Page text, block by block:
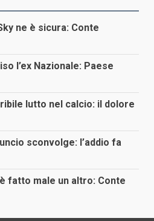
ne è sicura: Conte
l’ex Nazionale: Paese
lutto nel calcio: il dolore
sconvolge: l’addio fa
fatto male un altro: Conte